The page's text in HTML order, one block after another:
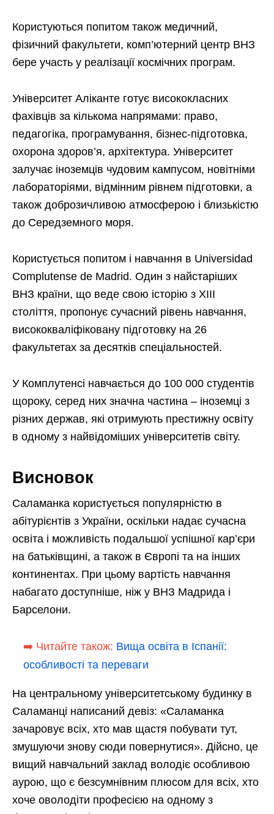
Користуються попитом також медичний,
фізичний факультети, комп’ютерний центр ВНЗ
бере участь у реалізації космічних програм.
Університет Аліканте готує висококласних
фахівців за кількома напрямами: право,
педагогіка, програмування, бізнес-підготовка,
охорона здоров’я, архітектура. Університет
залучає іноземців чудовим кампусом, новітніми
лабораторіями, відмінним рівнем підготовки, а
також доброзичливою атмосферою і близькістю
до Середземного моря.
Користується попитом і навчання в Universidad
Complutense de Madrid. Один з найстаріших
ВНЗ країни, що веде свою історію з XIII
століття, пропонує сучасний рівень навчання,
висококваліфіковану підготовку на 26
факультетах за десятків спеціальностей.
У Комплутенсі навчається до 100 000 студентів
щороку, серед них значна частина – іноземці з
різних держав, які отримують престижну освіту
в одному з найвідоміших університетів світу.
Висновок
Саламанка користується популярністю в
абітурієнтів з України, оскільки надає сучасна
освіта і можливість подальшої успішної кар’єри
на батьківщині, а також в Європі та на інших
континентах. При цьому вартість навчання
набагато доступніше, ніж у ВНЗ Мадрида і
Барселони.
➡️ Читайте також: Вища освіта в Іспанії:
особливості та переваги
На центральному університетському будинку в
Саламанці написаний девіз: «Саламанка
зачаровує всіх, хто мав щастя побувати тут,
змушуючи знову сюди повернутися». Дійсно, це
вищий навчальний заклад володіє особливою
аурою, що є безсумнівним плюсом для всіх, хто
хоче оволодіти професією на одному з